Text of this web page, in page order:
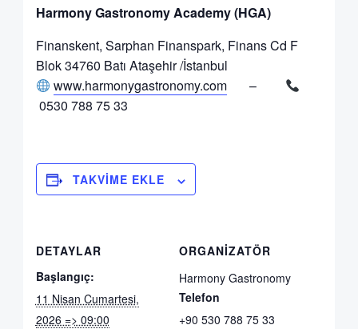
Harmony Gastronomy Academy (HGA)
Finanskent, Sarphan Finanspark, Finans Cd F
Blok 34760 Batı Ataşehir /İstanbul
www.harmonygastronomy.com–
0530 788 75 33
TAKVIME EKLE
DETAYLAR
Başlangıç:
11 Nisan Cumartesi,
2026 => 09:00
ORGANIZATÖR
Harmony Gastronomy
Telefon
+90 530 788 75 33